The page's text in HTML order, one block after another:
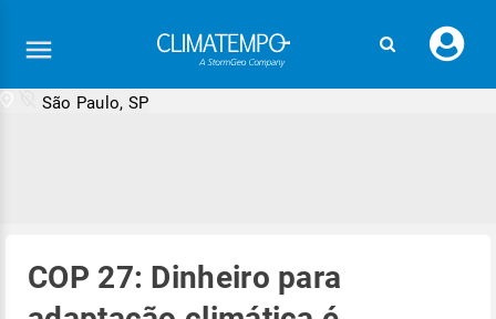
seu
São Paulo, SP
COP 27: Dinheiro para